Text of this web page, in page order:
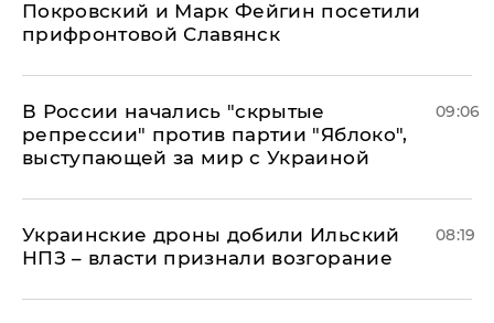
Покровский и Марк Фейгин посетили
прифронтовой Славянск
В России начались "скрытые
репрессии" против партии "Яблоко",
выступающей за мир с Украиной
09:06
Украинские дроны добили Ильский
НПЗ – власти признали возгорание
08:19